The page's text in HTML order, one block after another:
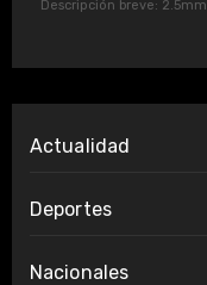
Descripción breve: 2.5mm
Actualidad
Deportes
Nacionales